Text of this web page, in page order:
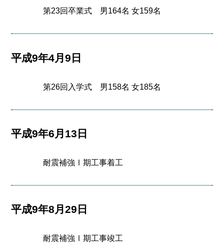
第23回卒業式 男164名 女159名
平成9年4月9日
第26回入学式 男158名 女185名
平成9年6月13日
耐震補強Ⅰ期工事着工
平成9年8月29日
耐震補強Ⅰ期工事竣工